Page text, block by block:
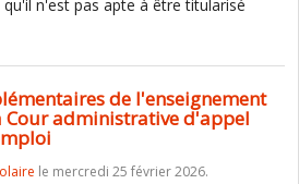
n'est pas apte à être titularisé
de l'enseignement
Cour administrative d'appel
le mercredi 25 février 2026.